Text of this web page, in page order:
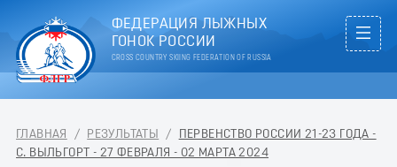
ФЕДЕРАЦИЯ ЛЫЖНЫХ
ГОНОК РОССИИ
CROSS COUNTRY SKIING FEDERATION OF RUSSIA
ГЛАВНАЯ / РЕЗУЛЬТАТЫ /
ПЕРВЕНСТВО РОССИИ 21-23 ГОДА -
С. ВЫЛЬГОРТ - 27 ФЕВРАЛЯ - 02 МАРТА 2024